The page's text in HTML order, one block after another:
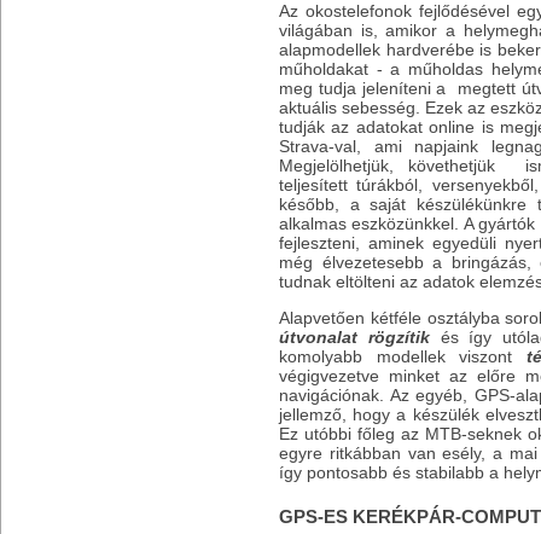
Az okostelefonok fejlődésével
világában is, amikor a
alapmodellek hardverébe is
műholdakat - a műholdas
meg tudja jeleníteni a megtett
aktuális sebesség. Ezek az
tudják az adatokat online is
Strava-val, ami napjaink
Megjelölhetjük, követhetjük
teljesített túrákból,
később, a saját
alkalmas eszközünkkel. A
fejleszteni, aminek egyedüli
még élvezetesebb a
tudnak eltölteni az adatok
Alapvetően kétféle osztályba
útvonalat rögzítikés így
komolyabb modellek viszont
végigvezetve minket az előre
navigációnak. Az egyéb, GPS-
jellemző, hogy a készülék
Ez utóbbi főleg az MTB-seknek
egyre ritkábban van esély, a
így pontosabb és stabilabb a
GPS-ES KERÉKPÁR-